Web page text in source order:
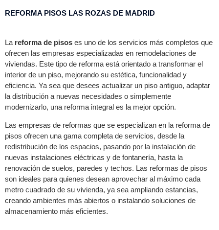
REFORMA PISOS LAS ROZAS DE MADRID
La reforma de pisos es uno de los servicios más completos que
ofrecen las empresas especializadas en remodelaciones de
viviendas. Este tipo de reforma está orientado a transformar el
interior de un piso, mejorando su estética, funcionalidad y
eficiencia. Ya sea que desees actualizar un piso antiguo, adaptar
la distribución a nuevas necesidades o simplemente
modernizarlo, una reforma integral es la mejor opción.
Las empresas de reformas que se especializan en la reforma de
pisos ofrecen una gama completa de servicios, desde la
redistribución de los espacios, pasando por la instalación de
nuevas instalaciones eléctricas y de fontanería, hasta la
renovación de suelos, paredes y techos. Las reformas de pisos
son ideales para quienes desean aprovechar al máximo cada
metro cuadrado de su vivienda, ya sea ampliando estancias,
creando ambientes más abiertos o instalando soluciones de
almacenamiento más eficientes.